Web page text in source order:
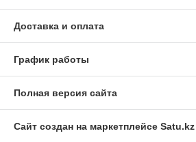
Доставка и оплата
График работы
Полная версия сайта
Сайт создан на маркетплейсе Satu.kz